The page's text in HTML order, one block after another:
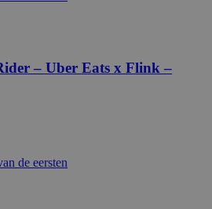
– Uber Eats x Flink –
de eersten